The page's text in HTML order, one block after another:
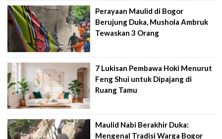
Perayaan Maulid di Bogor
Berujung Duka, Mushola Ambruk
Tewaskan 3 Orang
7 Lukisan Pembawa Hoki Menurut
Feng Shui untuk Dipajang di
Ruang Tamu
Maulid Nabi Berakhir Duka:
Mengenal Tradisi Warga Bogor